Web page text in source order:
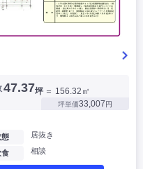
47.37坪 ＝ 156.32㎡
坪単価33,007円
態 居抜き
食 相談